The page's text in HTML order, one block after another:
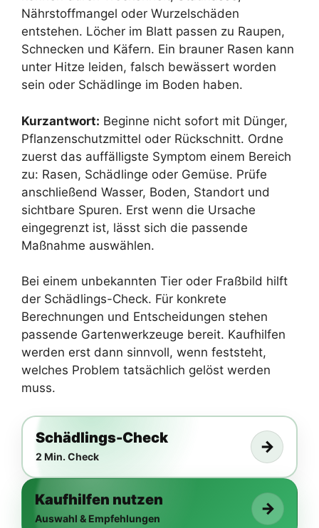
Nährstoffmangel oder Wurzelschäden
entstehen. Löcher im Blatt passen zu Raupen,
Schnecken und Käfern. Ein brauner Rasen kann
unter Hitze leiden, falsch bewässert worden
sein oder Schädlinge im Boden haben.
Kurzantwort: Beginne nicht sofort mit Dünger,
Pflanzenschutzmittel oder Rückschnitt. Ordne
zuerst das auffälligste Symptom einem Bereich
zu: Rasen, Schädlinge oder Gemüse. Prüfe
anschließend Wasser, Boden, Standort und
sichtbare Spuren. Erst wenn die Ursache
eingegrenzt ist, lässt sich die passende
Maßnahme auswählen.
Bei einem unbekannten Tier oder Fraßbild hilft
der Schädlings-Check. Für konkrete
Berechnungen und Entscheidungen stehen
passende Gartenwerkzeuge bereit. Kaufhilfen
werden erst dann sinnvoll, wenn feststeht,
welches Problem tatsächlich gelöst werden
muss.
Schädlings-Check
2 Min. Check
→
Kaufhilfen nutzen
Auswahl & Empfehlungen
→